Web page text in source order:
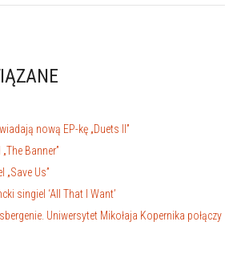
nową EP-kę „Duets II”
Banner”
„Save Us”
singiel ‘All That I Want’
Uniwersytet Mikołaja Kopernika połączy